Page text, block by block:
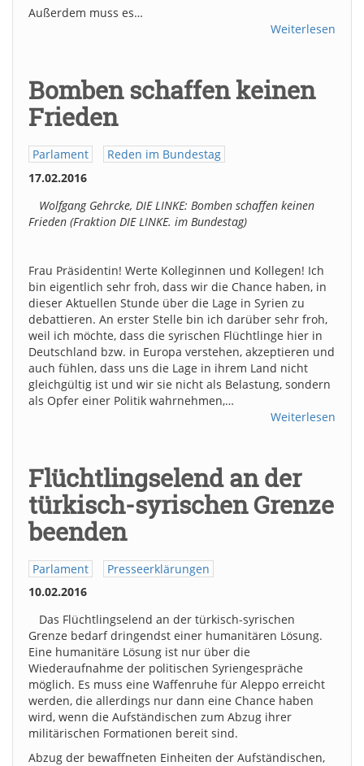
Außerdem muss es…
Weiterlesen
Bomben schaffen keinen
Frieden
Parlament
Reden im Bundestag
17.02.2016
Wolfgang Gehrcke, DIE LINKE: Bomben schaffen keinen
Frieden (Fraktion DIE LINKE. im Bundestag)
Frau Präsidentin! Werte Kolleginnen und Kollegen! Ich
bin eigentlich sehr froh, dass wir die Chance haben, in
dieser Aktuellen Stunde über die Lage in Syrien zu
debattieren. An erster Stelle bin ich darüber sehr froh,
weil ich möchte, dass die syrischen Flüchtlinge hier in
Deutschland bzw. in Europa verstehen, akzeptieren und
auch fühlen, dass uns die Lage in ihrem Land nicht
gleichgültig ist und wir sie nicht als Belastung, sondern
als Opfer einer Politik wahrnehmen,…
Weiterlesen
Flüchtlingselend an der
türkisch-syrischen Grenze
beenden
Parlament
Presseerklärungen
10.02.2016
Das Flüchtlingselend an der türkisch-syrischen
Grenze bedarf dringendst einer humanitären Lösung.
Eine humanitäre Lösung ist nur über die
Wiederaufnahme der politischen Syriengespräche
möglich. Es muss eine Waffenruhe für Aleppo erreicht
werden, die allerdings nur dann eine Chance haben
wird, wenn die Aufständischen zum Abzug ihrer
militärischen Formationen bereit sind.
Abzug der bewaffneten Einheiten der Aufständischen,